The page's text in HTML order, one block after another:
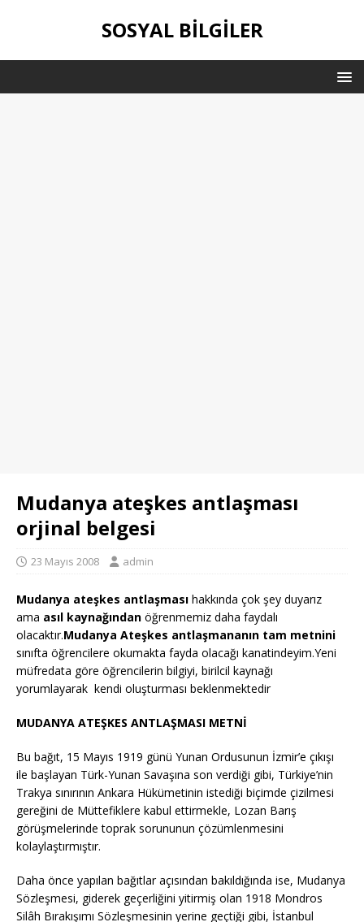
SOSYAL BILGILER
Mudanya ateşkes antlaşması
orjinal belgesi
23 Mayıs 2008 admin
Mudanya ateşkes antlaşması hakkında çok şey duyarız
ama asıl kaynağından öğrenmemiz daha faydalı
olacaktır.Mudanya Ateşkes antlaşmananın tam metnini
sınıfta öğrencilere okumakta fayda olacağı kanatindeyim.Yeni
müfredata göre öğrencilerin bilgiyi, birilcil kaynağı
yorumlayarak kendi oluşturması beklenmektedir
MUDANYA ATEŞKES ANTLAŞMASI METNİ
Bu bağıt, 15 Mayıs 1919 günü Yunan Ordusunun İzmir’e çıkışı
ile başlayan Türk-Yunan Savaşına son verdiği gibi, Türkiye’nin
Trakya sınırının Ankara Hükümetinin istediği biçimde çizilmesi
gereğini de Müttefiklere kabul ettirmekle, Lozan Barış
görüşmelerinde toprak sorununun çözümlenmesini
kolaylaştırmıştır.
Daha önce yapılan bağıtlar açısından bakıldığında ise, Mudanya
Sözleşmesi, giderek geçerliğini yitirmiş olan 1918 Mondros
Silâh Bırakışımı Sözleşmesinin yerine geçtiği gibi, İstanbul